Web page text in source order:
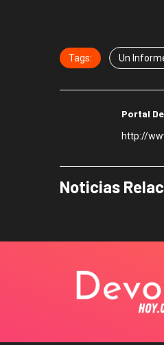
Tags: Un
Portal
http://
Noticias